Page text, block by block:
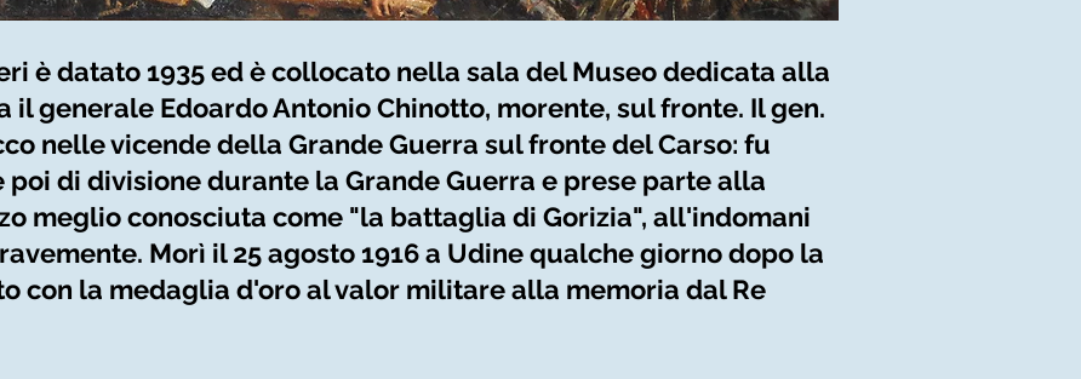
è datato 1935 ed è collocato nella sala del Museo dedicata alla
il generale Edoardo Antonio Chinotto, morente, sul fronte. Il gen.
nelle vicende della Grande Guerra sul fronte del Carso: fu
di divisione durante la Grande Guerra e prese parte alla
meglio conosciuta come "la battaglia di Gorizia", all'indomani
Morì il 25 agosto 1916 a Udine qualche giorno dopo la
con la medaglia d'oro al valor militare alla memoria dal Re